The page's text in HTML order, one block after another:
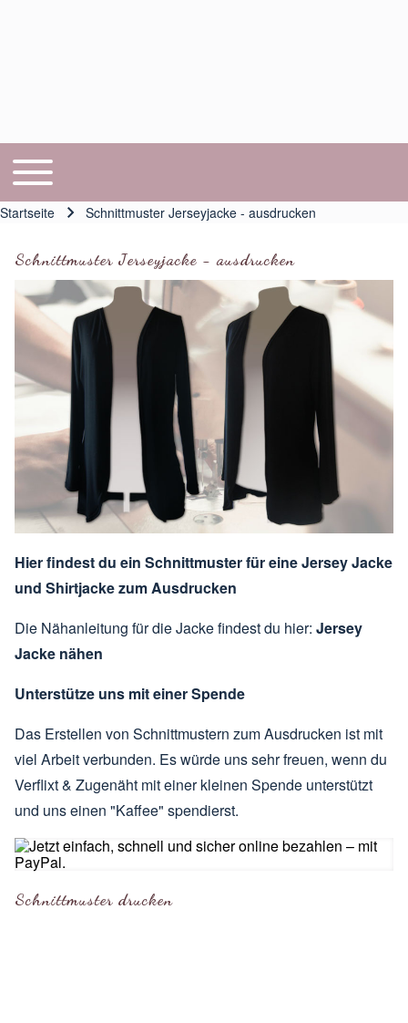
Hauptnavigation
Toggle main menu
Startseite Schnittmuster Jerseyjacke - ausdrucken
Schnittmuster Jerseyjacke - ausdrucken
Hier findest du ein Schnittmuster für eine Jersey Jacke
und Shirtjacke zum Ausdrucken
Die Nähanleitung für die Jacke findest du hier: Jersey
Jacke nähen
Unterstütze uns mit einer Spende
Das Erstellen von Schnittmustern zum Ausdrucken ist mit
viel Arbeit verbunden. Es würde uns sehr freuen, wenn du
Verflixt & Zugenäht mit einer kleinen Spende unterstützt
und uns einen "Kaffee" spendierst.
Schnittmuster drucken